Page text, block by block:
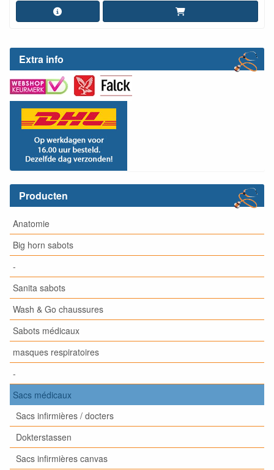
Extra info
Producten
Anatomie
Big horn sabots
-
Sanita sabots
Wash & Go chaussures
Sabots médicaux
masques respiratoires
-
Sacs médicaux
Sacs infirmières / docters
Dokterstassen
Sacs infirmières canvas